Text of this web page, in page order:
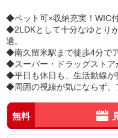
◆ペット可×収納充実！WIC
◆2LDKとして十分なゆとり
適。
◆南久留米駅まで徒歩4分で
◆スーパー・ドラッグストア
◆平日も休日も、生活動線が
◆周囲の視線が気にならず、
無料